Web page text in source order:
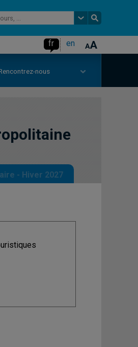
fr en
nous
- Hiver 2027